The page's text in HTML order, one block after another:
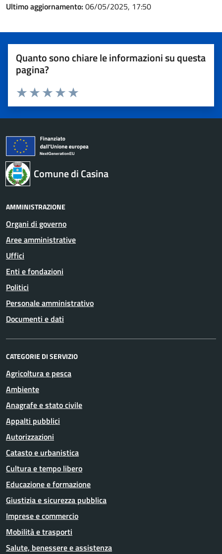
Ultimo aggiornamento: 06/05/2025, 17:50
Quanto sono chiare le informazioni su questa
pagina?
Valuta 5 stelle su 5
Valuta 4 stelle su 5
Valuta 3 stelle su 5
Valuta 2 stelle su 5
Valuta 1 stelle su 5
Comune di Casina
AMMINISTRAZIONE
Organi di governo
Aree amministrative
Uffici
Enti e fondazioni
Politici
Personale amministrativo
Documenti e dati
CATEGORIE DI SERVIZIO
Agricoltura e pesca
Ambiente
Anagrafe e stato civile
Appalti pubblici
Autorizzazioni
Catasto e urbanistica
Cultura e tempo libero
Educazione e formazione
Giustizia e sicurezza pubblica
Imprese e commercio
Mobilità e trasporti
Salute, benessere e assistenza